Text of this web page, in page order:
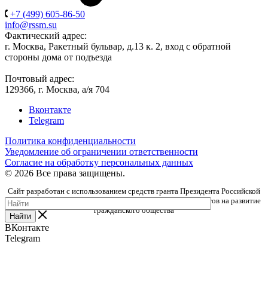
+7 (499) 605-86-50
info@rssm.su
Фактический адрес:
г. Москва, Ракетный бульвар, д.13 к. 2, вход с обратной
стороны дома от подъезда
Почтовый адрес:
129366, г. Москва, а/я 704
Вконтакте
Telegram
Политика конфиденциальности
Уведомление об ограничении ответственности
Согласие на обработку персональных данных
© 2026 Все права защищены.
Сайт разработан с использованием средств гранта Президента Российской
Федерации, предоставленного Фондом президентских грантов на развитие
гражданского общества
Найти
ВКонтакте
Telegram